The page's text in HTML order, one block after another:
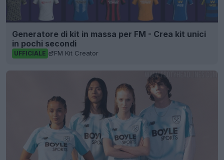
Generatore di kit in massa per FM - Crea kit unici
in pochi secondi
UFFICIALE FM Kit Creator